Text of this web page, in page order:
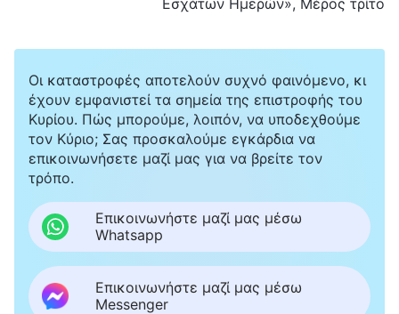
Οι καταστροφές αποτελούν συχνό φαινόμενο, κι
έχουν εμφανιστεί τα σημεία της επιστροφής του
Κυρίου. Πώς μπορούμε, λοιπόν, να υποδεχθούμε
τον Κύριο; Σας προσκαλούμε εγκάρδια να
επικοινωνήσετε μαζί μας για να βρείτε τον
τρόπο.
Επικοινωνήστε μαζί μας μέσω
Whatsapp
Επικοινωνήστε μαζί μας μέσω
Messenger